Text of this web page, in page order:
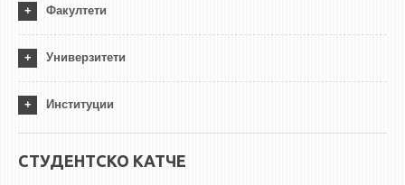
Факултети
Универзитети
Институции
СТУДЕНТСКО КАТЧЕ